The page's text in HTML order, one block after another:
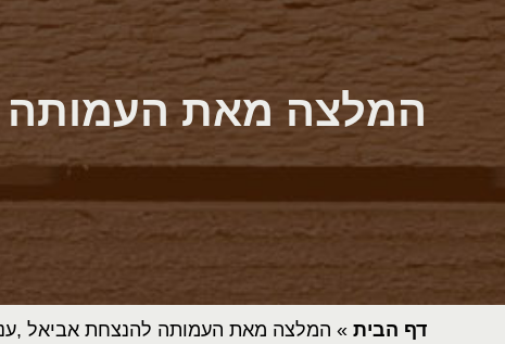
המלצה מאת העמותה
דף הבית » המלצה מאת העמותה להנצחת אביאל